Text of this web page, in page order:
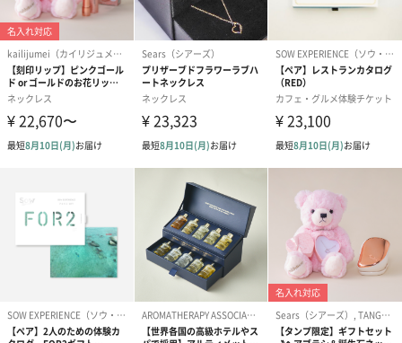
メッセージカード（通常・写真・グリーティング）
誕生日や結婚祝い・出産祝いなど、様々なシーンのメッセージカ
ードを同梱します。
メッセージカードや封筒のデザインは一部変更する場合がありま
す。
ード（680円）
写真付きメッセージカ
ード（Thank you）ピ
ンク（680円）
【誕生日】
Birthday ホワ
刷なし）（